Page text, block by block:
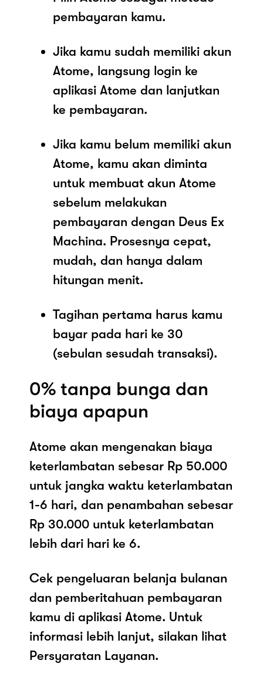
pembayaran kamu.
Jika kamu sudah memiliki akun
Atome, langsung login ke
aplikasi Atome dan lanjutkan
ke pembayaran.
Jika kamu belum memiliki akun
Atome, kamu akan diminta
untuk membuat akun Atome
sebelum melakukan
pembayaran dengan Deus Ex
Machina. Prosesnya cepat,
mudah, dan hanya dalam
hitungan menit.
Tagihan pertama harus kamu
bayar pada hari ke 30
(sebulan sesudah transaksi).
0% tanpa bunga dan
biaya apapun
Atome akan mengenakan biaya
keterlambatan sebesar Rp 50.000
untuk jangka waktu keterlambatan
1-6 hari, dan penambahan sebesar
Rp 30.000 untuk keterlambatan
lebih dari hari ke 6.
Cek pengeluaran belanja bulanan
dan pemberitahuan pembayaran
kamu di aplikasi Atome. Untuk
informasi lebih lanjut, silakan lihat
Persyaratan Layanan.